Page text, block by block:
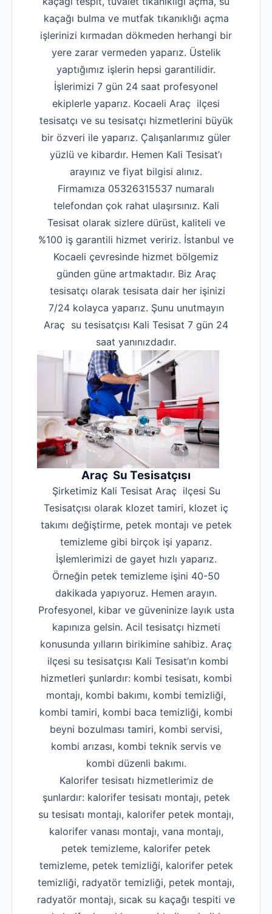
kaçağı bulma ve mutfak tıkanıklığı açma
işlerinizi kırmadan dökmeden herhangi bir
yere zarar vermeden yaparız. Üstelik
yaptığımız işlerin hepsi garantilidir.
İşlerimizi 7 gün 24 saat profesyonel
ekiplerle yaparız. Kocaeli Araç ilçesi
tesisatçı ve su tesisatçı hizmetlerini büyük
bir özveri ile yaparız. Çalışanlarımız güler
yüzlü ve kibardır. Hemen Kali Tesisat’ı
arayınız ve fiyat bilgisi alınız.
Firmamıza 05326315537 numaralı
telefondan çok rahat ulaşırsınız. Kali
Tesisat olarak sizlere dürüst, kaliteli ve
%100 iş garantili hizmet veririz. İstanbul ve
Kocaeli çevresinde hizmet bölgemiz
günden güne artmaktadır. Biz Araç
tesisatçı olarak tesisata dair her işinizi
7/24 kolayca yaparız. Şunu unutmayın
Araç su tesisatçısı Kali Tesisat 7 gün 24
saat yanınızdadır.
Araç Su Tesisatçısı
Şirketimiz Kali Tesisat Araç ilçesi Su
Tesisatçısı olarak klozet tamiri, klozet iç
takımı değiştirme, petek montajı ve petek
temizleme gibi birçok işi yaparız.
İşlemlerimizi de gayet hızlı yaparız.
Örneğin petek temizleme işini 40-50
dakikada yapıyoruz. Hemen arayın.
Profesyonel, kibar ve güveninize layık usta
kapınıza gelsin. Acil tesisatçı hizmeti
konusunda yılların birikimine sahibiz. Araç
ilçesi su tesisatçısı Kali Tesisat’ın kombi
hizmetleri şunlardır: kombi tesisatı, kombi
montajı, kombi bakımı, kombi temizliği,
kombi tamiri, kombi baca temizliği, kombi
beyni bozulması tamiri, kombi servisi,
kombi arızası, kombi teknik servis ve
kombi düzenli bakımı.
Kalorifer tesisatı hizmetlerimiz de
şunlardır: kalorifer tesisatı montajı, petek
su tesisatı montajı, kalorifer petek montajı,
kalorifer vanası montajı, vana montajı,
petek temizleme, kalorifer petek
temizleme, petek temizliği, kalorifer petek
temizliği, radyatör temizliği, petek montajı,
radyatör montajı, sıcak su kaçağı tespiti ve